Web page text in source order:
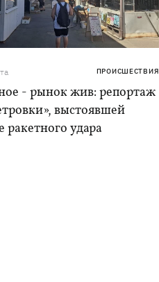
ПРОИСШЕСТВИЯ
- рынок жив: репортаж
выстоявшей
ракетного удара